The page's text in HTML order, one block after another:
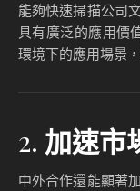
能夠快速掃描公司
具有廣泛的應用價
環境下的應用場景
2. 加速市
中外合作還能顯著